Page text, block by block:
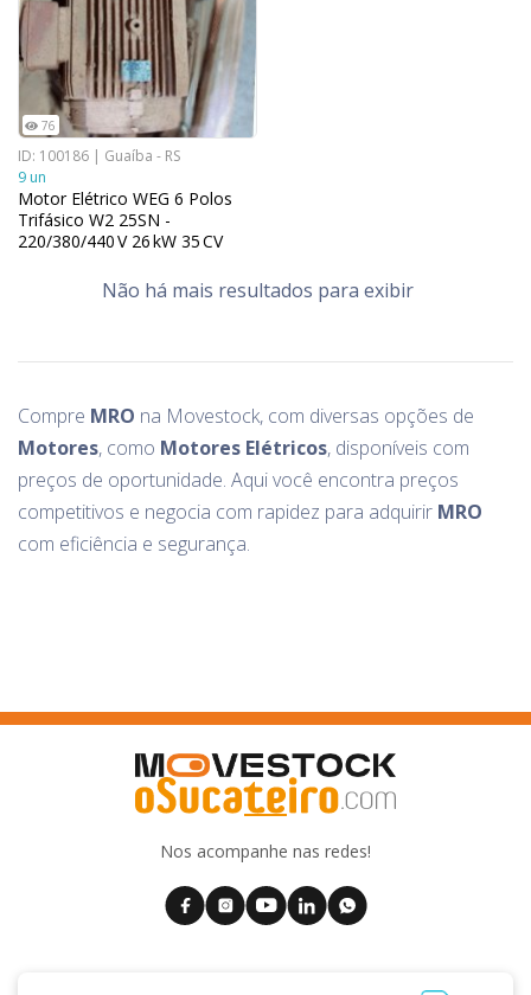
76
ID: 100186 | Guaíba - RS
9 un
Motor Elétrico WEG 6 Polos
Trifásico W2 25SN -
220/380/440 V 26 kW 35 CV
Não há mais resultados para exibir
Compre MRO na Movestock, com diversas opções de
Motores, como Motores Elétricos, disponíveis com
preços de oportunidade. Aqui você encontra preços
competitivos e negocia com rapidez para adquirir MRO
com eficiência e segurança.
Nos acompanhe nas redes!